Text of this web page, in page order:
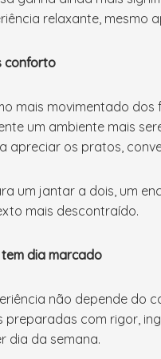
relaxante, mesmo
conforto
mais movimentado
um ambiente mais
apreciar os pratos,
um jantar a dois, um
mais descontraído.
dia marcado
não depende do
preparadas com rigor,
dia da semana.